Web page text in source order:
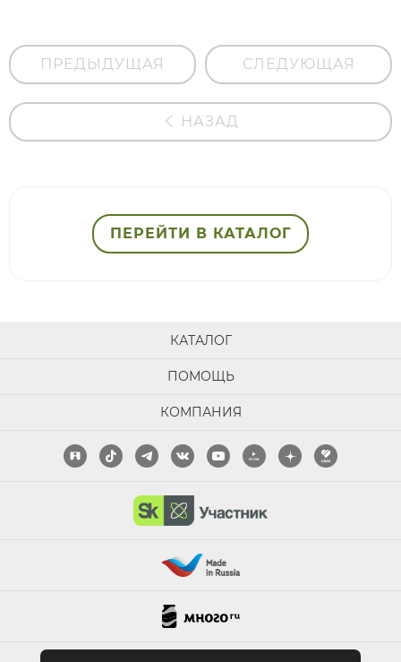
ПРЕДЫДУЩАЯ СЛЕДУЮЩАЯ
НАЗАД
ПЕРЕЙТИ В КАТАЛОГ
КАТАЛОГ
ПОМОЩЬ
КОМПАНИЯ